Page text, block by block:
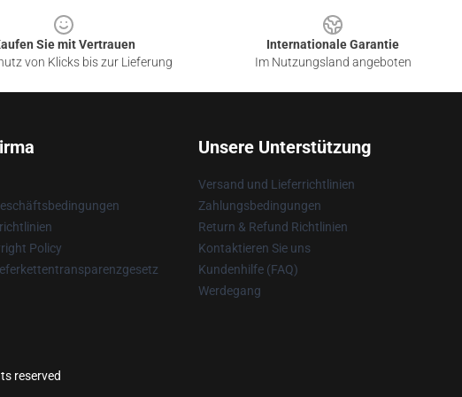
Sie mit Vertrauen
von Klicks bis zur Lieferung
Internationale Garantie
Im Nutzungsland angeboten
Policy
Unsere Unterstützung
Versand und Lieferrichtlinien
Zahlungsbedingungen
Return & Refund Richtlinien
Kontaktieren Sie uns
Kundenhilfe (FAQ)
Werdegang
reserved